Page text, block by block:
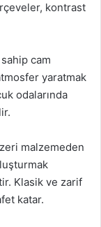
kontrast
cam
yaratmak
odalarında
malzemeden
Klasik ve zarif
katar.